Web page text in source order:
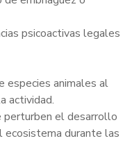
psicoactivas legales
especies animales al
actividad.
perturben el desarrollo
durante las